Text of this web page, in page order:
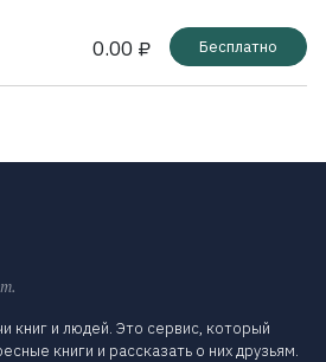
0.00 ₽ Бесплатно
книг и людей. Это сервис, который
книги и рассказать о них друзьям.